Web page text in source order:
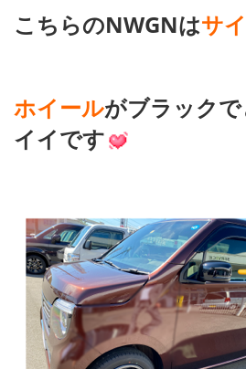
こちらのNWGNはサ
ホイールがブラック
イイです